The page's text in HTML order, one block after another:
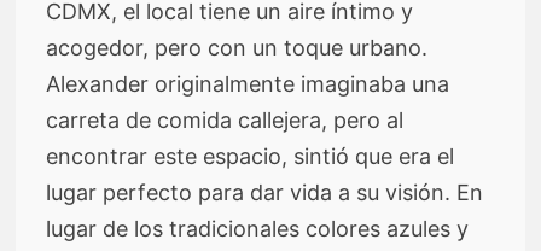
CDMX, el local tiene un aire íntimo y
acogedor, pero con un toque urbano.
Alexander originalmente imaginaba una
carreta de comida callejera, pero al
encontrar este espacio, sintió que era el
lugar perfecto para dar vida a su visión. En
lugar de los tradicionales colores azules y